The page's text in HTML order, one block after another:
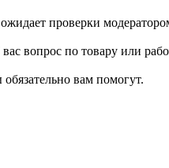
проверки
вопрос по товару или
вам помогут.